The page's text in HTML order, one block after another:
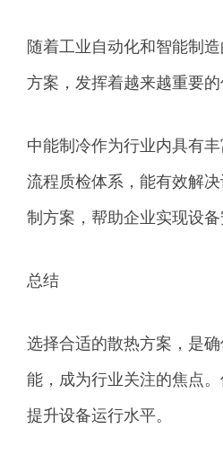
随着工业自动化和智能制
方案，发挥着越来越重要
中能制冷作为行业内具有
流程质检体系，能有效解
制方案，帮助企业实现设备
总结
选择合适的散热方案，是
能，成为行业关注的焦点
提升设备运行水平。